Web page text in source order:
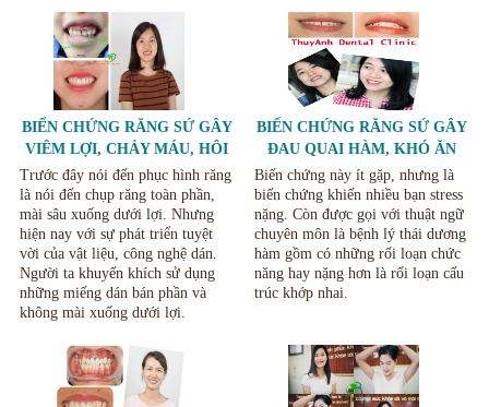
BIẾN CHỨNG RĂNG SỨ GÂY
VIÊM LỢI, CHẢY MÁU, HÔI
MIỆNG VÀ CÁCH KHẮC
PHỤC
Trước đây nói đến phục hình răng
là nói đến chụp răng toàn phần,
mài sâu xuống dưới lợi. Nhưng
hiện nay với sự phát triển tuyệt
vời của vật liệu, công nghệ dán.
Người ta khuyến khích sử dụng
những miếng dán bán phần và
không mài xuống dưới lợi.
BIẾN CHỨNG RĂNG SỨ GÂY
ĐAU QUAI HÀM, KHÓ ĂN
NHAI VÀ CÁCH KHẮC PHỤC
Biến chứng này ít gặp, nhưng là
biến chứng khiến nhiều bạn stress
nặng. Còn được gọi với thuật ngữ
chuyên môn là bệnh lý thái dương
hàm gồm có những rối loạn chức
năng hay nặng hơn là rối loạn cấu
trúc khớp nhai.